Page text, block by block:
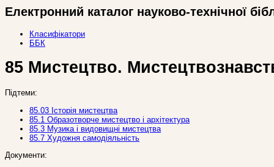
Електронний каталог науково-технічної
Класифікатори
ББК
85 Мистецтво.
Підтеми:
85.03 Історія мистецтва
85.1 Образотворче мистецтво і архітектура
85.3 Музика і видовищні мистецтва
85.7 Художня самодіяльність
Документи: